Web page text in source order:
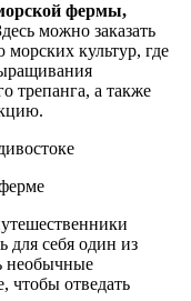
фермы,
можно заказать
культур, где
трепанга, а также
для себя один из
необычные
чтобы отведать